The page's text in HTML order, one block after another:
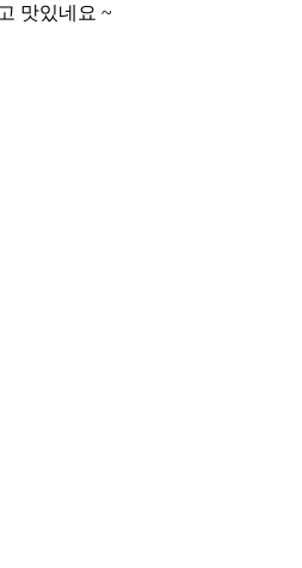
맛있네요 ~